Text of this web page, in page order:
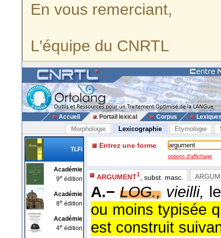
En vous remerciant,
L'équipe du CNRTL
Accueil Portail lexical Corpus
Morphologie Lexicographie Etymologie
TLFi
Académie
9e édition
Académie
8e édition
Académie
4e édition
Entrez une forme
options d'affichage
ARGUMENT1 , subst. masc.
A.− LOG., vieilli,
ou moins typisée
est construit